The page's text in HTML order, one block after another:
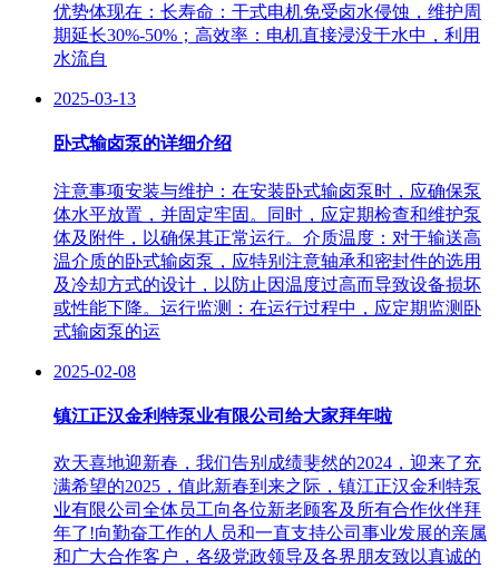
优势体现在：长寿命：干式电机免受卤水侵蚀，维护周
期延长30%-50%；高效率：电机直接浸没于水中，利用
水流自
2025-03-13
卧式输卤泵的详细介绍
注意事项安装与维护：在安装卧式输卤泵时，应确保泵
体水平放置，并固定牢固。同时，应定期检查和维护泵
体及附件，以确保其正常运行。介质温度：对于输送高
温介质的卧式输卤泵，应特别注意轴承和密封件的选用
及冷却方式的设计，以防止因温度过高而导致设备损坏
或性能下降。运行监测：在运行过程中，应定期监测卧
式输卤泵的运
2025-02-08
镇江正汉金利特泵业有限公司给大家拜年啦
欢天喜地迎新春，我们告别成绩斐然的2024，迎来了充
满希望的2025，值此新春到来之际，镇江正汉金利特泵
业有限公司全体员工向各位新老顾客及所有合作伙伴拜
年了!向勤奋工作的人员和一直支持公司事业发展的亲属
和广大合作客户，各级党政领导及各界朋友致以真诚的